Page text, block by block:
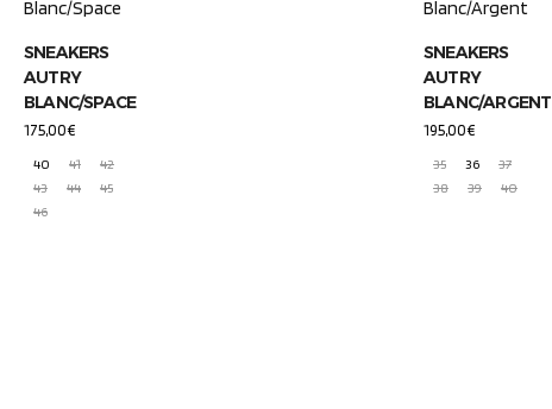
SNEAKERS
AUTRY
BLANC/SPACE
175,00€
40
41
42
43
44
45
46
SNEAKERS
AUTRY
BLANC/ARGENT
195,00€
35
36
37
38
39 40